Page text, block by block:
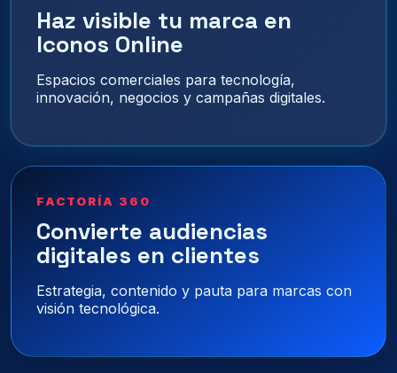
Haz visible tu marca en
Iconos Online
Espacios comerciales para tecnología,
innovación, negocios y campañas digitales.
FACTORÍA 360
Convierte audiencias
digitales en clientes
Estrategia, contenido y pauta para marcas con
visión tecnológica.